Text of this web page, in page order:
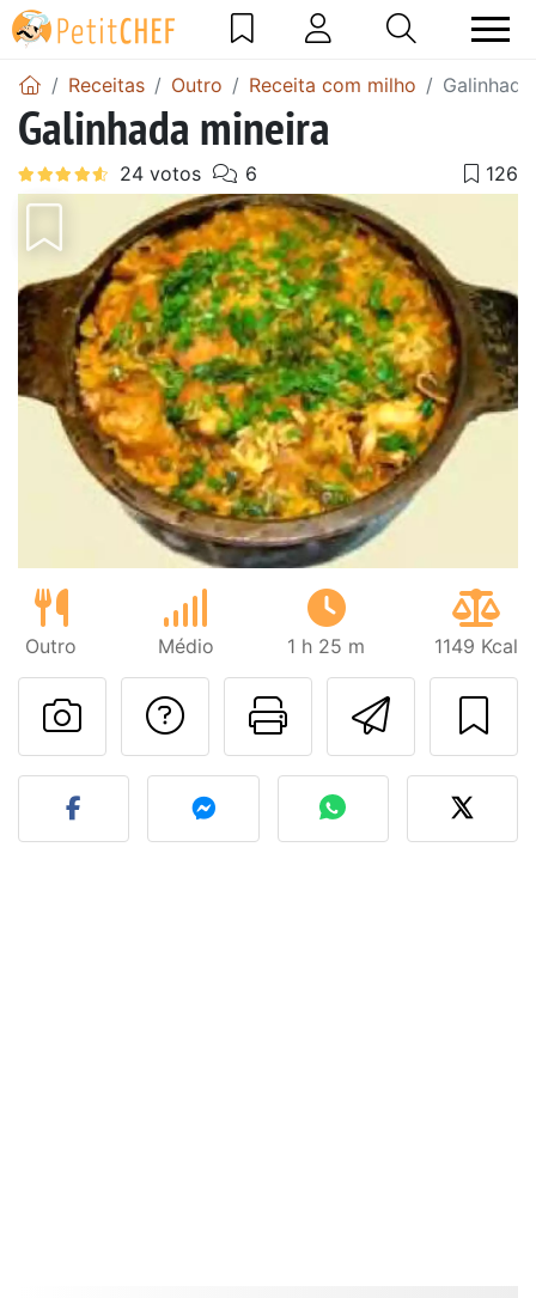
Receitas Outro Receita com milho
Galinhada mineira
Outro Médio 1 h 25 m 1149 Kcal
Imprima
Falar com o autor
Fez esta receita?